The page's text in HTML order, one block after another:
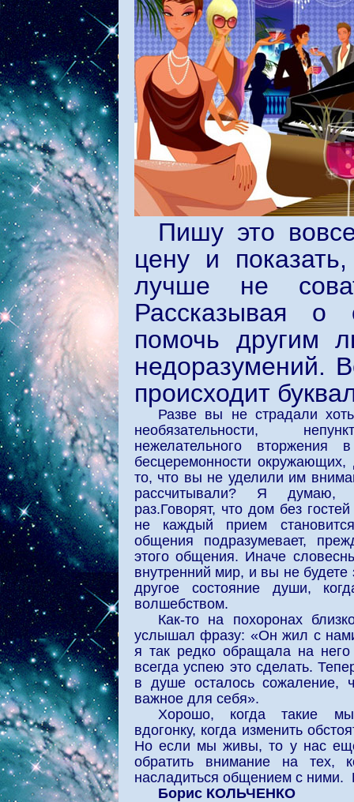
Пишу это
цену и
лучше не
Рассказывая о
помочь другим
недоразумений.
происходит
Разве вы не страдали
необязательности,
нежелательного
бесцеремонности
то, что вы не уделили им
рассчитывали? Я
раз.Говорят, что дом без
не каждый прием
общения подразумевает,
этого общения. Иначе
внутренний мир, и вы не будете
другое состояние души,
волшебством.
Как-то на похоронах
услышал фразу: «Он жил с
я так редко обращала на
всегда успею это сделать.
в душе осталось сожаление,
важное для себя».
Хорошо, когда такие
вдогонку, когда изменить
Но если мы живы, то у нас
обратить внимание на
насладиться общением с ними.
Борис КОЛЬЧЕНКО